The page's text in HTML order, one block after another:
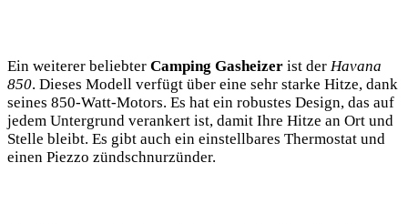
Ein weiterer beliebter Camping Gasheizer ist der Havana
850. Dieses Modell verfügt über eine sehr starke Hitze, dank
seines 850-Watt-Motors. Es hat ein robustes Design, das auf
jedem Untergrund verankert ist, damit Ihre Hitze an Ort und
Stelle bleibt. Es gibt auch ein einstellbares Thermostat und
einen Piezzo zündschnurzünder.